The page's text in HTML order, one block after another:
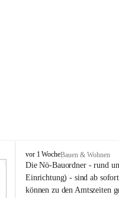
P
r
i
g
vor 1 WocheBauen & Wohnen
Die Nö-Bauordner - rund
Einrichtung) - sind ab
können zu den Amtszeiten